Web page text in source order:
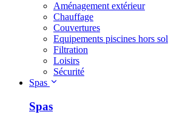
Aménagement extérieur
Chauffage
Couvertures
Equipements piscines hors sol
Filtration
Loisirs
Sécurité
Spas
Spas